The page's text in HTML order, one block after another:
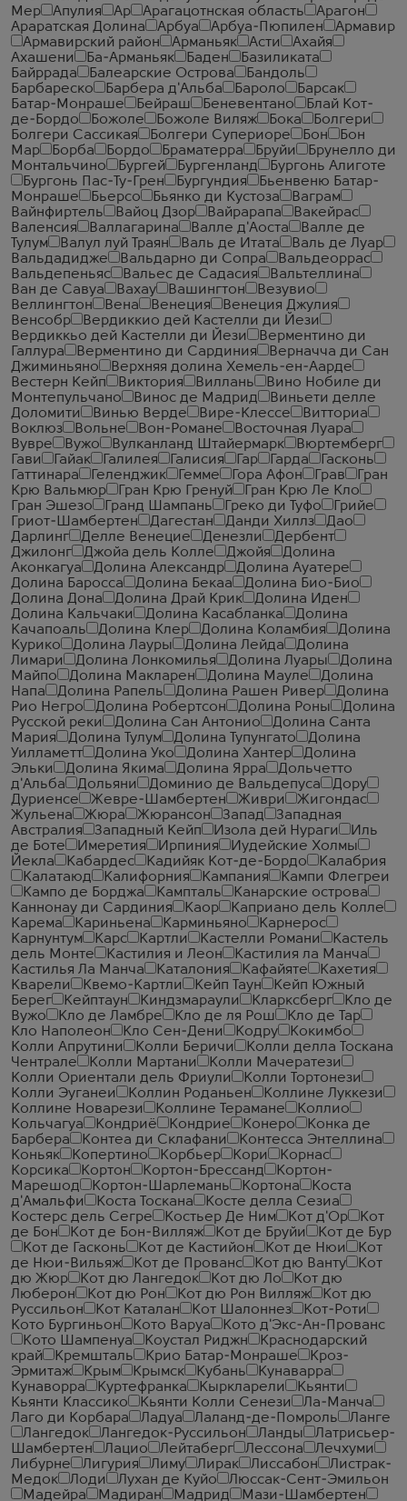
Мер
Апулия Ар Арагацотнская область
Арагон
Араратская Долина
Арбуа Арбуа-Пюпилен
Армавир
Армавирский район
Арманьяк Асти
Ахайя
Ахашени
Ба-Арманьяк Баден
Базиликата
Байррада
Балеарские Острова
Бандоль
Барбареско
Барбера д'Альба Бароло
Барсак
Батар-Монраше
Бейраш Беневентано
Блай Кот-
де-Бордо
Божоле Божоле Виляж Бока
Болгери
Болгери Сассикая
Болгери Супериоре Бон
Бон
Мар
Борба Бордо Браматерра Бруйи
Брунелло ди
Монтальчино
Бургей Бургенланд
Бургонь Алиготе
Бургонь Пас-Ту-Грен
Бургундия
Бьенвеню Батар-
Монраше
Бьерсо Бьянко ди Кустоза
Ваграм
Вайнфиртель
Вайоц Дзор Вайрарапа
Вакейрас
Валенсия
Валлагарина Валле д'Аоста
Валле де
Тулум
Валул луй Траян Валь де Итата
Валь де Луар
Вальдадидже
Вальдарно ди Сопра
Вальдеоррас
Вальдепеньяс
Вальес де Садасия
Вальтеллина
Ван де Савуа
Вахау Вашингтон
Везувио
Веллингтон
Вена Венеция
Венеция Джулия
Венсобр
Вердиккио дей Кастелли ди Йези
Вердиккьо дей Кастелли ди Йези
Верментино ди
Галлура
Верментино ди Сардиния
Верначча ди Сан
Джиминьяно
Верхняя долина Хемель-ен-Аарде
Вестерн Кейп
Виктория Виллань
Вино Нобиле ди
Монтепульчано
Винос де Мадрид
Виньети делле
Доломити
Винью Верде Вире-Клессе
Витториа
Воклюз
Вольне Вон-Романе
Восточная Луара
Вувре
Вужо Вулканланд Штайермарк
Вюртемберг
Гави
Гайак Галилея Галисия Гар Гарда
Гасконь
Гаттинара
Геленджик Гемме Гора Афон Грав
Гран
Крю Вальмюр
Гран Крю Гренуй
Гран Крю Ле Кло
Гран Эшезо
Гранд Шампань Греко ди Туфо
Грийе
Гриот-Шамбертен
Дагестан Данди Хиллз
Дао
Дарлинг
Делле Венецие Денезли
Дербент
Джилонг
Джойа дель Колле Джойя
Долина
Аконкагуа
Долина Александр
Долина Ауатере
Долина Баросса
Долина Бекаа
Долина Био-Био
Долина Дона
Долина Драй Крик
Долина Иден
Долина Кальчаки
Долина Касабланка
Долина
Качапоаль
Долина Клер Долина Коламбия
Долина
Курико
Долина Лауры Долина Лейда
Долина
Лимари
Долина Лонкомилья Долина Луары
Долина
Майпо
Долина Макларен Долина Мауле
Долина
Напа
Долина Рапель Долина Рашен Ривер
Долина
Рио Негро
Долина Робертсон Долина Роны
Долина
Русской реки
Долина Сан Антонио
Долина Санта
Мария
Долина Тулум Долина Тупунгато
Долина
Уилламетт
Долина Уко Долина Хантер
Долина
Эльки
Долина Якима Долина Ярра
Дольчетто
д'Альба
Дольяни Доминио де Вальдепуса
Дору
Дуриенсе
Жевре-Шамбертен Живри
Жигондас
Жульена
Жюра Жюрансон Запад
Западная
Австралия
Западный Кейп Изола дей Нураги
Иль
де Боте
Имеретия Ирпиния
Иудейские Холмы
Йекла
Кабардес Кадийяк Кот-де-Бордо
Калабрия
Калатаюд
Калифорния Кампания
Кампи Флегреи
Кампо де Борджа
Кампталь
Канарские острова
Каннонау ди Сардиния
Каор
Каприано дель Колле
Карема
Кариньена Карминьяно
Карнерос
Карнунтум
Карс Картли Кастелли Романи
Кастель
дель Монте
Кастилия и Леон
Кастилия ла Манча
Кастилья Ла Манча
Каталония Кафайяте
Кахетия
Кварели
Квемо-Картли Кейп Таун
Кейп Южный
Берег
Кейптаун Киндзмараули Кларксберг
Кло де
Вужо
Кло де Ламбре Кло де ля Рош
Кло де Тар
Кло Наполеон
Кло Сен-Дени Кодру
Кокимбо
Колли Апрутини
Колли Беричи
Колли делла Тоскана
Чентрале
Колли Мартани
Колли Мачератези
Колли Ориентали дель Фриули
Колли Тортонези
Колли Эуганеи
Коллин Роданьен
Коллине Луккези
Коллине Новарези
Коллине Терамане
Коллио
Кольчагуа
Кондриё Кондрие Конеро
Конка де
Барбера
Контеа ди Склафани
Контесса Энтеллина
Коньяк
Копертино Корбьер Кори
Корнас
Корсика
Кортон Кортон-Брессанд
Кортон-
Марешод
Кортон-Шарлемань Кортона
Коста
д'Амальфи
Коста Тоскана
Косте делла Сезиа
Костерс дель Сегре
Костьер Де Ним Кот д'Ор
Кот
де Бон
Кот де Бон-Вилляж Кот де Бруйи
Кот де Бур
Кот де Гасконь
Кот де Кастийон Кот де Нюи
Кот
де Нюи-Вильяж
Кот де Прованс Кот дю Ванту
Кот
дю Жюр
Кот дю Лангедок Кот дю Ло
Кот дю
Люберон
Кот дю Рон Кот дю Рон Вилляж
Кот дю
Руссильон
Кот Каталан Кот Шалоннез
Кот-Роти
Кото Бургиньон
Кото Варуа
Кото д'Экс-Ан-Прованс
Кото Шампенуа
Коустал Риджн
Краснодарский
край
Кремшталь Крио Батар-Монраше
Кроз-
Эрмитаж
Крым Крымск Кубань
Кунаварра
Кунаворра
Куртефранка Кыркларели
Кьянти
Кьянти Классико
Кьянти Колли Сенези
Ла-Манча
Лаго ди Корбара
Ладуа Лаланд-де-Помроль
Ланге
Лангедок
Лангедок-Руссильон Ланды
Латрисьер-
Шамбертен
Лацио Лейтаберг Лессона
Лечхуми
Либурне
Лигурия Лиму Лирак Лиссабон
Листрак-
Медок
Лоди Лухан де Куйо
Люссак-Сент-Эмильон
Мадейра
Мадиран Мадрид
Мази-Шамбертен